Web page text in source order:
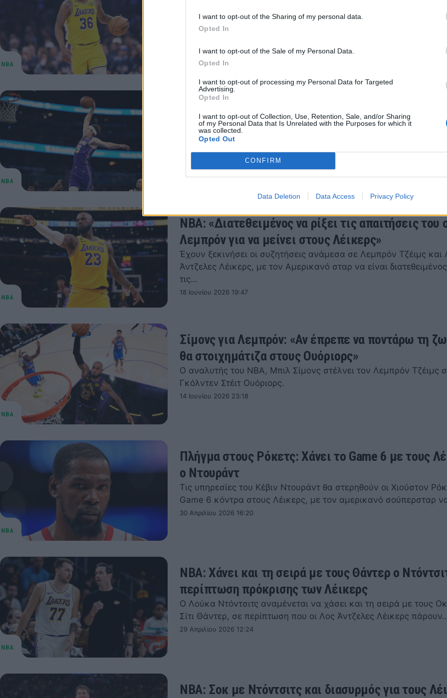
I want to opt-out of the Sharing of my personal data.
Opted In
I want to opt-out of the Sale of my Personal Data.
Opted In
I want to opt-out of processing my Personal Data for Targeted
Advertising.
Opted In
I want to opt-out of Collection, Use, Retention, Sale, and/or Sharing
of my Personal Data that Is Unrelated with the Purposes for which it
was collected.
Opted Out
CONFIRM
Data Deletion Data Access Privacy Policy
Ο Μάρκους Σμαρτ σκέφτεται να μείνει ελεύθερος από τους Λος
Λέικερς και οι Ρόκετς φαίνονται έτοιμοι να τον διεκδικήσουν.
NBA: Νέο «χρυσό» συμβόλαιο με τους Λέικερς ο
Ριβς
Ο Όστιν Ριβς υπέγραψε νέο τετραετές συμβόλαιο με τους Λος
Λέικερς με απολαβές στα 185 εκατομμύρια δολάρια.
25 Ιουνίου 2026 08:01
NBA: «Διατεθειμένος να ρίξει τις απαιτήσεις του
Λεμπρόν για να μείνει στους Λέικερς»
Έχουν ξεκινήσει οι συζητήσεις ανάμεσα σε Λεμπρόν Τζέιμς και
Άντζελες Λέικερς, με τον Αμερικανό σταρ να είναι διατεθειμένος
τις…
18 Ιουνίου 2026 19:47
Σίμονς για Λεμπρόν: «Αν έπρεπε να ποντάρω τη
θα στοιχημάτιζα στους Ουόριορς»
Ο αναλυτής του NBA, Μπιλ Σίμονς στέλνει τον Λεμπρόν Τζέιμς
Γκόλντεν Στέιτ Ουόριορς.
14 Ιουνίου 2026 23:18
Πλήγμα στους Ρόκετς: Χάνει το Game 6 με τους
ο Ντουράντ
Τις υπηρεσίες του Κέβιν Ντουράντ θα στερηθούν οι Χιούστον
Game 6 κόντρα στους Λέικερς, με τον αμερικανό σούπερσταρ
30 Απριλίου 2026 16:20
NBA: Χάνει και τη σειρά με τους Θάντερ ο
περίπτωση πρόκρισης των Λέικερς
Ο Λούκα Ντόντσιτς αναμένεται να χάσει και τη σειρά με τους
Σίτι Θάντερ, σε περίπτωση που οι Λος Άντζελες Λέικερς
29 Απριλίου 2026 12:24
NBA: Σοκ με Ντόντσιτς και διασυρμός για τους